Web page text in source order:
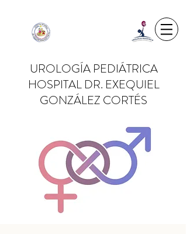
UROLOGÍA PEDIÁTRICA
HOSPITAL DR. EXEQUIEL
GONZÁLEZ CORTÉS